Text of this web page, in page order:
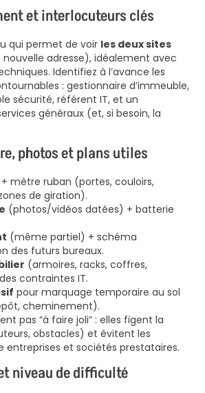
et interlocuteurs clés
qui permet de voir les deux sites
adresse), idéalement avec
Identifiez à l’avance les
: gestionnaire d’immeuble,
sécurité, référent IT, et un
généraux (et, si besoin, la
photos et plans utiles
+ mètre ruban (portes, couloirs,
de giration).
(photos/vidéos datées) + batterie
(même partiel) + schéma
des futurs bureaux.
(armoires, racks, coffres,
contraintes IT.
pour marquage temporaire au sol
cheminement).
pas “à faire joli” : elles figent la
obstacles) et évitent les
entreprises et sociétés prestataires.
niveau de difficulté